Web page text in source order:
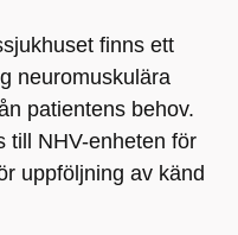
finns ett
neuromuskulära
patientens behov.
till NHV-enheten för
uppföljning av känd